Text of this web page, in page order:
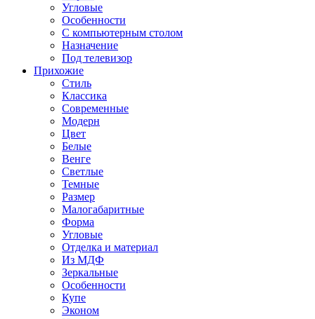
Угловые
Особенности
С компьютерным столом
Назначение
Под телевизор
Прихожие
Стиль
Классика
Современные
Модерн
Цвет
Белые
Венге
Светлые
Темные
Размер
Малогабаритные
Форма
Угловые
Отделка и материал
Из МДФ
Зеркальные
Особенности
Купе
Эконом